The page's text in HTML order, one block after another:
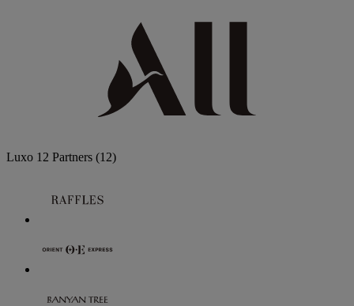
Luxo 12 Partners (12)